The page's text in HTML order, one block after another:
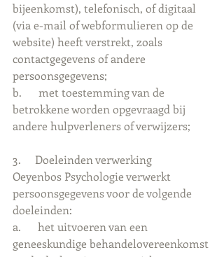
bijeenkomst), telefonisch, of digitaal
(via e-mail of webformulieren op de
website) heeft verstrekt, zoals
contactgegevens of andere
persoonsgegevens;
b.      met toestemming van de
betrokkene worden opgevraagd bij
andere hulpverleners of verwijzers;
3.     Doeleinden verwerking
Oeyenbos Psychologie verwerkt
persoonsgegevens voor de volgende
doeleinden:
a.      het uitvoeren van een
geneeskundige behandelovereenkomst